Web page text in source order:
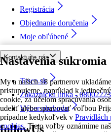
Nastavenia súkromia
My a našich 18 partnerov
pristupujeme, napríklad k
cookie, za účelom spracúvania
udeliť alebo spravovať voľbou
prípadne kedykoľvek v Pravidlách
cookies. Tieto voľby oznámime
Registrácia
Objednanie doručenia
Moje obľúbené
Kontaktujte nás
Tesco.sk
Zákaznícka linka -
Výber obchodu
followUs